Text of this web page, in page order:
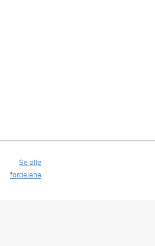
Se alle
fordelene